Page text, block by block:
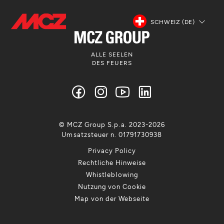
SCHWEIZ (DE)
ALLE SEELEN
DES FEUERS
Privacy Policy
Rechtliche Hinweise
Whistleblowing
Nutzung von Cookie
Map von der Webseite
© MCZ Group S.p.a. 2023-2026
Umsatzsteuer n. 01791730938